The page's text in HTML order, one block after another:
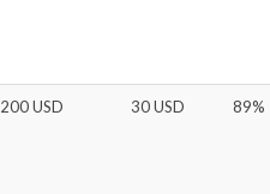
200 USD 30 USD 89%